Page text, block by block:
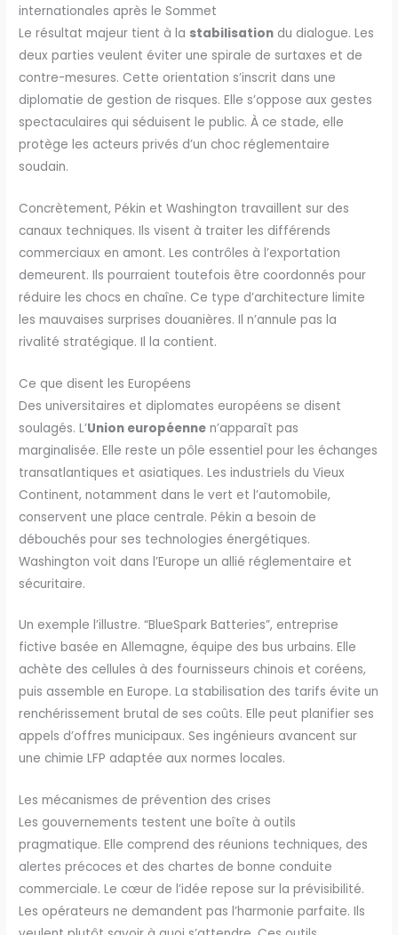
internationales après le Sommet
Le résultat majeur tient à la stabilisation du dialogue. Les
deux parties veulent éviter une spirale de surtaxes et de
contre-mesures. Cette orientation s’inscrit dans une
diplomatie de gestion de risques. Elle s’oppose aux gestes
spectaculaires qui séduisent le public. À ce stade, elle
protège les acteurs privés d’un choc réglementaire
soudain.
Concrètement, Pékin et Washington travaillent sur des
canaux techniques. Ils visent à traiter les différends
commerciaux en amont. Les contrôles à l’exportation
demeurent. Ils pourraient toutefois être coordonnés pour
réduire les chocs en chaîne. Ce type d’architecture limite
les mauvaises surprises douanières. Il n’annule pas la
rivalité stratégique. Il la contient.
Ce que disent les Européens
Des universitaires et diplomates européens se disent
soulagés. L’Union européenne n’apparaît pas
marginalisée. Elle reste un pôle essentiel pour les échanges
transatlantiques et asiatiques. Les industriels du Vieux
Continent, notamment dans le vert et l’automobile,
conservent une place centrale. Pékin a besoin de
débouchés pour ses technologies énergétiques.
Washington voit dans l’Europe un allié réglementaire et
sécuritaire.
Un exemple l’illustre. “BlueSpark Batteries”, entreprise
fictive basée en Allemagne, équipe des bus urbains. Elle
achète des cellules à des fournisseurs chinois et coréens,
puis assemble en Europe. La stabilisation des tarifs évite un
renchérissement brutal de ses coûts. Elle peut planifier ses
appels d’offres municipaux. Ses ingénieurs avancent sur
une chimie LFP adaptée aux normes locales.
Les mécanismes de prévention des crises
Les gouvernements testent une boîte à outils
pragmatique. Elle comprend des réunions techniques, des
alertes précoces et des chartes de bonne conduite
commerciale. Le cœur de l’idée repose sur la prévisibilité.
Les opérateurs ne demandent pas l’harmonie parfaite. Ils